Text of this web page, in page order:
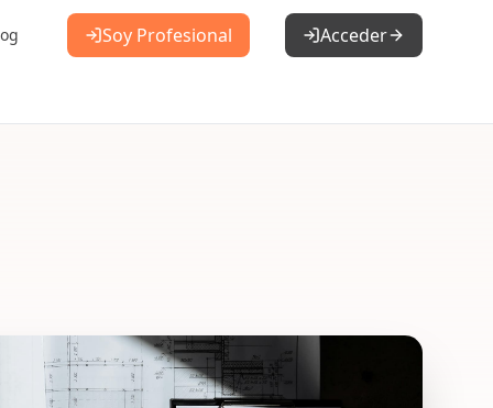
Soy Profesional Acceder